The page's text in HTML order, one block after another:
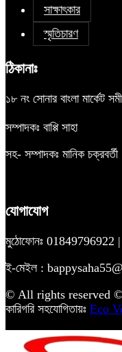
সাক্ষাৎকার
স্মৃতিচারণ
ঠিকানাঃ
১৮ নং সোনার বাংলা মার্কেট
সম্পাদকঃ বাপ্পি সাহা
সহ- সম্পাদকঃ মানিক চক্রবর্তী
যোগাযোগ
মুঠোফোনঃ
ই-মেইল :
© All rights reserved
কারিগরি সহযোগিতায়ঃ Eco